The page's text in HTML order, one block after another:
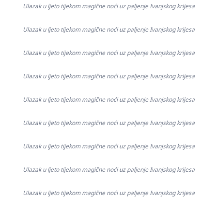
Ulazak u ljeto tijekom magične noći uz paljenje Ivanjskog krijesa
Ulazak u ljeto tijekom magične noći uz paljenje Ivanjskog krijesa
Ulazak u ljeto tijekom magične noći uz paljenje Ivanjskog krijesa
Ulazak u ljeto tijekom magične noći uz paljenje Ivanjskog krijesa
Ulazak u ljeto tijekom magične noći uz paljenje Ivanjskog krijesa
Ulazak u ljeto tijekom magične noći uz paljenje Ivanjskog krijesa
Ulazak u ljeto tijekom magične noći uz paljenje Ivanjskog krijesa
Ulazak u ljeto tijekom magične noći uz paljenje Ivanjskog krijesa
Ulazak u ljeto tijekom magične noći uz paljenje Ivanjskog krijesa